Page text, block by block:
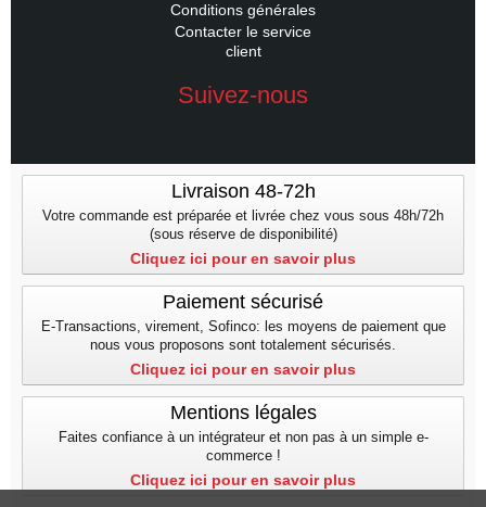
Conditions générales
Contacter le service
client
Suivez-nous
Livraison 48-72h
Votre commande est préparée et livrée chez vous sous 48h/72h
(sous réserve de disponibilité)
Cliquez ici pour en savoir plus
Paiement sécurisé
E-Transactions, virement, Sofinco: les moyens de paiement que
nous vous proposons sont totalement sécurisés.
Cliquez ici pour en savoir plus
Mentions légales
Faites confiance à un intégrateur et non pas à un simple e-
commerce !
Cliquez ici pour en savoir plus